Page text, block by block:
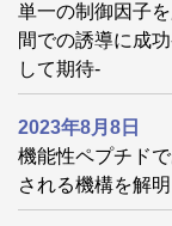
単一の制御因子
間での誘導に成
して期待-
2023年8月8日
機能性ペプチド
される機構を解明